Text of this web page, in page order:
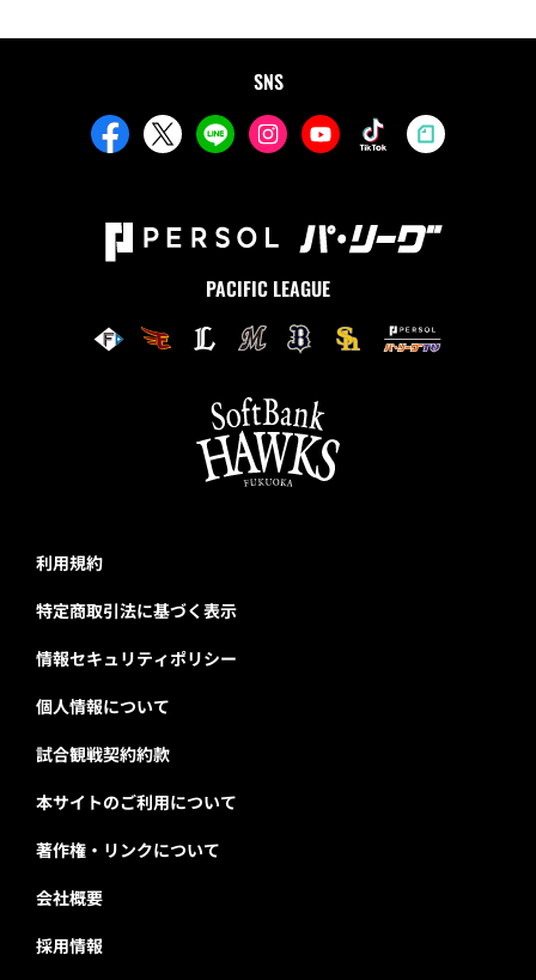
SNS
PACIFIC LEAGUE
利用規約
特定商取引法に基づく表示
情報セキュリティポリシー
個人情報について
試合観戦契約約款
本サイトのご利用について
著作権・リンクについて
会社概要
採用情報